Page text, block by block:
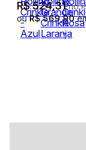
R$524,31no
ouR$ 569,90